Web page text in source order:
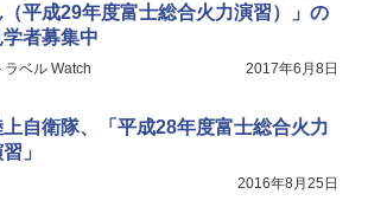
（平成29年度富士総合火力演習）」の
学者募集中
ラベル Watch 2017年6月8日
上自衛隊、「平成28年度富士総合火力
」
2016年8月25日